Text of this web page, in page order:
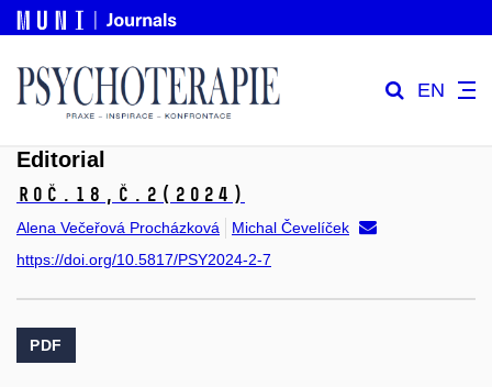
EN
Editorial
Roč.18, č.2 (2024)
Alena Večeřová Procházková
Michal Čevelíček
https://doi.org/10.5817/PSY2024-2-7
PDF